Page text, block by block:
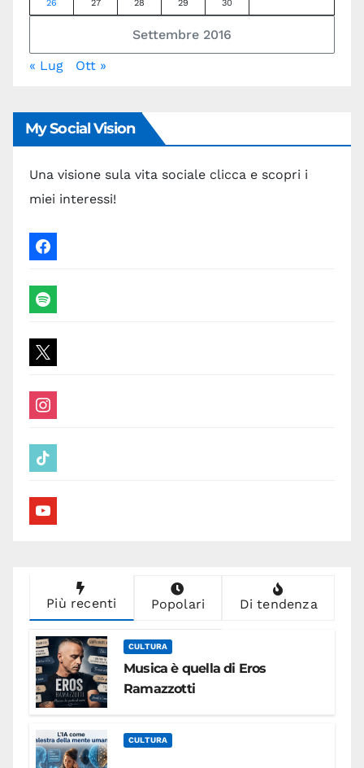
Settembre 2016
26 27 28 29 30
« Lug Ott »
My Social Vision
Una visione sula vita sociale clicca e scopri i
miei interessi!
facebook
spotify
x
instagram
tiktok
youtube
Più recenti Popolari Di tendenza
CULTURA
Musica è quella di Eros
Ramazzotti
CULTURA